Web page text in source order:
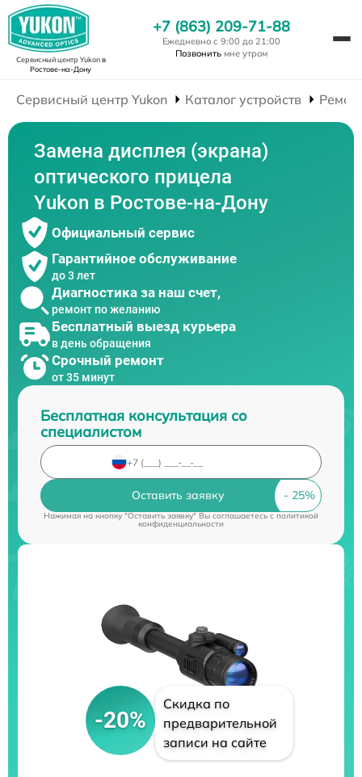
Сервисный центр Yukonв
Ростове-на-Дону
+7 (863) 209-71-88
Ежедневно с 9:00 до 21:00
Позвонить мне утром
Сервисный центр Yukon Каталог устройств
Замена дисплея (экрана)
оптического прицела
Yukon в Ростове-на-Дону
Официальный сервис
Гарантийное обслуживание
до 3 лет
Диагностика за наш счет,
ремонт по желанию
Бесплатный выезд курьера
в день обращения
Срочный ремонт
от 35 минут
Бесплатная консультация со
специалистом
Оставить заявку
Нажимая на кнопку "Оставить заявку" Вы соглашаетесь cполитикой
конфиденциальности
-20%
Скидка по
предварительной
записи на сайте